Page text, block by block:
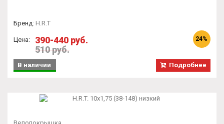
Бренд: H.R.T
Цена:
390-440 руб.
510 руб.
24%
Подробнее
В наличии